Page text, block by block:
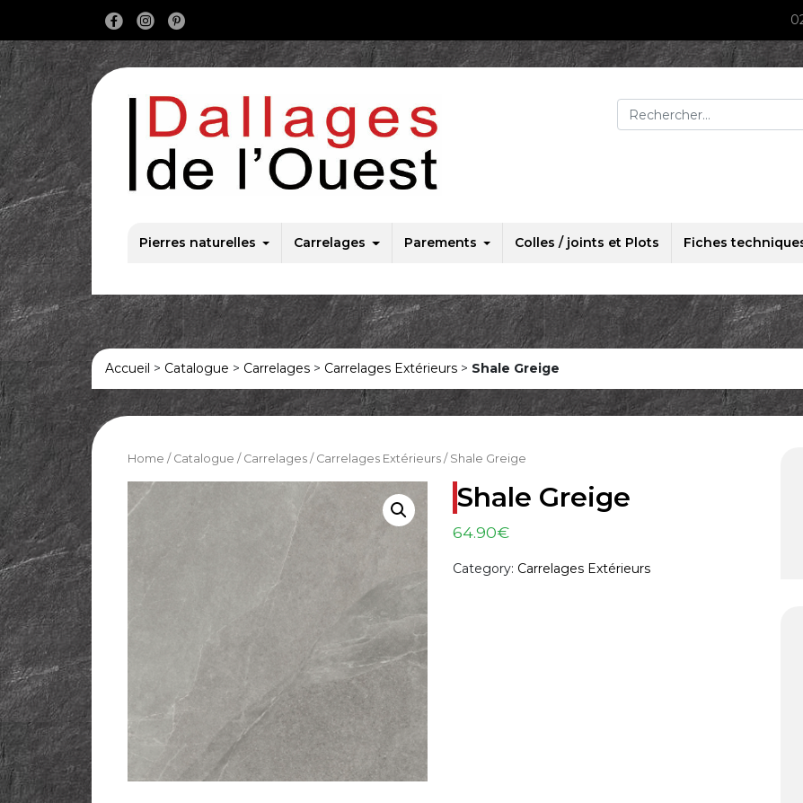
Main Navigation
Rechercher :
Pierres naturelles Carrelages Parements Colles / joints et Plots Fiches
Accueil > Catalogue > Carrelages > Carrelages Extérieurs > Shale Greige
Home / Catalogue / Carrelages / Carrelages Extérieurs / Shale Greige
Shale Greige
64.90€
Category: Carrelages Extérieurs